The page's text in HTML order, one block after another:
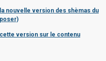
nouvelle version des shèmas du
version sur le contenu